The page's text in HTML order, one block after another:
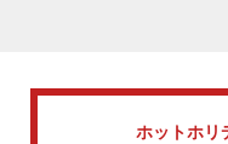
ホットホリ